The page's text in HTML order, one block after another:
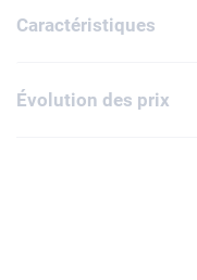
d'une boucle à clip
gamme de motifs (vendus
Caractéristiques
Évolution des prix